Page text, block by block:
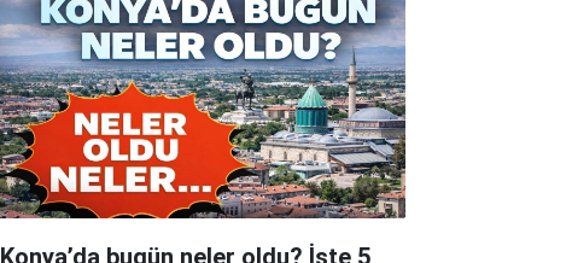
Konya’da bugün neler oldu? İşte 5